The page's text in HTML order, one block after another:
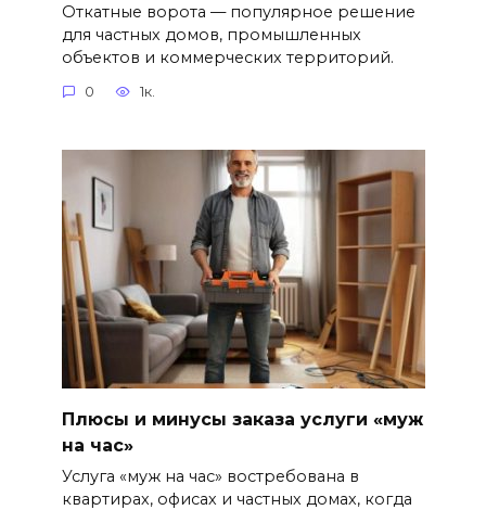
Откатные ворота — популярное решение
для частных домов, промышленных
объектов и коммерческих территорий.
0 1к.
Плюсы и минусы заказа услуги «муж
на час»
Услуга «муж на час» востребована в
квартирах, офисах и частных домах, когда